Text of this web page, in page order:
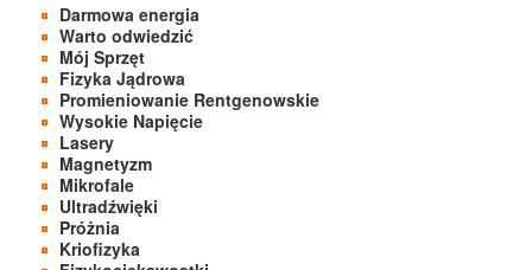
Darmowa energia
Warto odwiedzić
Mój Sprzęt
Fizyka Jądrowa
Promieniowanie Rentgenowskie
Wysokie Napięcie
Lasery
Magnetyzm
Mikrofale
Ultradźwięki
Próżnia
Kriofizyka